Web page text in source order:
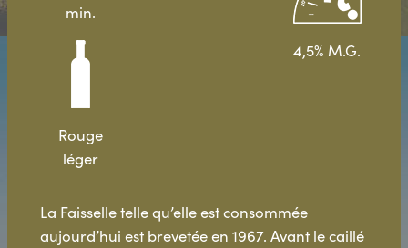
min.
Rouge
léger
4,5% M.G.
La Faisselle telle qu’elle est consommée
aujourd’hui est brevetée en 1967. Avant le caillé